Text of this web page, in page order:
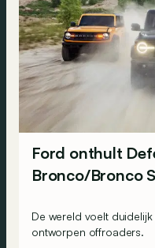
Ford onthult
Bronco/Bronco
De wereld voelt
ontworpen offroaders.